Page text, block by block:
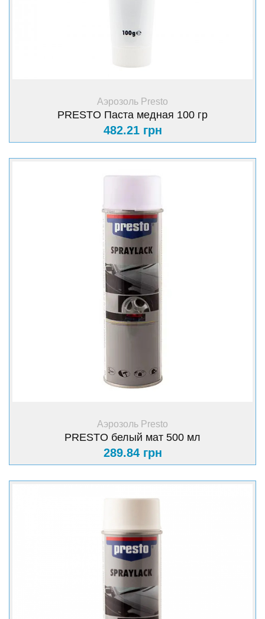
+ Купить
Аэрозоль Presto
PRESTO Паста медная 100 гр
482.21 грн
+ Купить
Аэрозоль Presto
PRESTO белый мат 500 мл
289.84 грн